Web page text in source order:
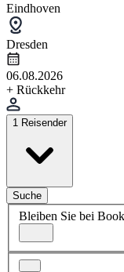
Eindhoven
Dresden
06.08.2026
+ Rückkehr
1 Reisender
Suche
Bleiben Sie bei